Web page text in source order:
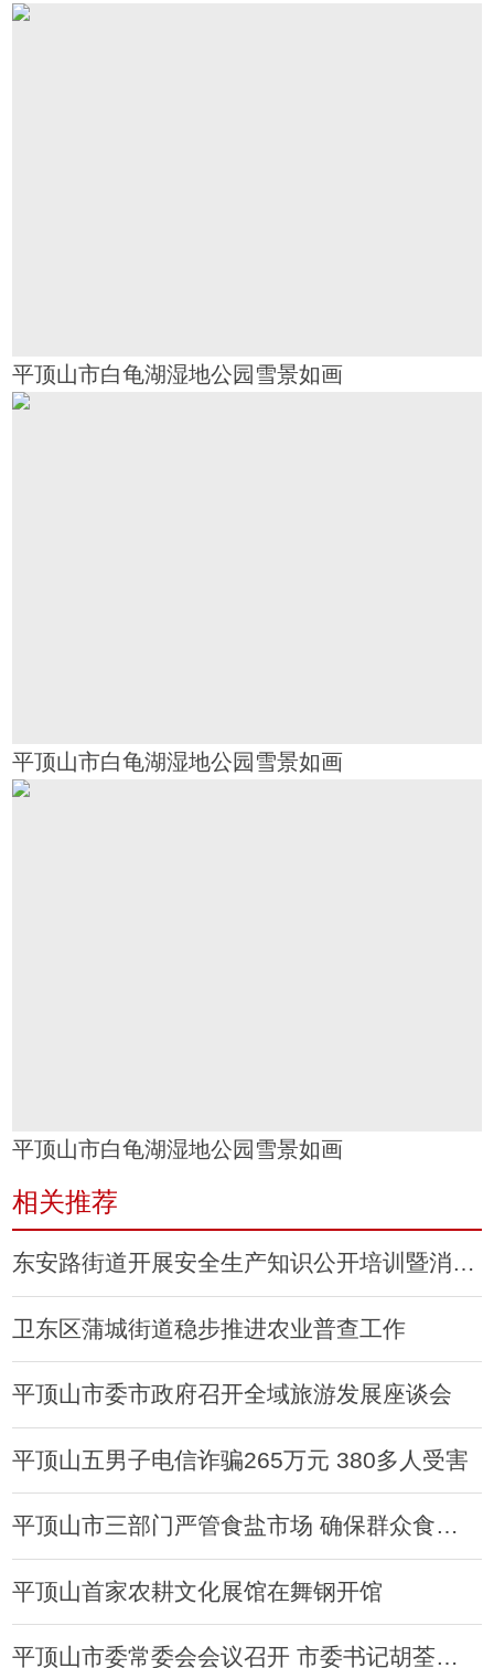
平顶山市白龟湖湿地公园雪景如画
平顶山市白龟湖湿地公园雪景如画
平顶山市白龟湖湿地公园雪景如画
相关推荐
东安路街道开展安全生产知识公开培训暨消防演练
卫东区蒲城街道稳步推进农业普查工作
平顶山市委市政府召开全域旅游发展座谈会
平顶山五男子电信诈骗265万元 380多人受害
平顶山市三部门严管食盐市场 确保群众食盐安全
平顶山首家农耕文化展馆在舞钢开馆
平顶山市委常委会会议召开 市委书记胡荃主持